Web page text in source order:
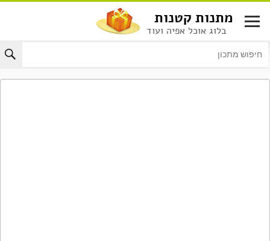
לתוכן
מתנות קטנות
בלוג אוכל אפיה ועוד